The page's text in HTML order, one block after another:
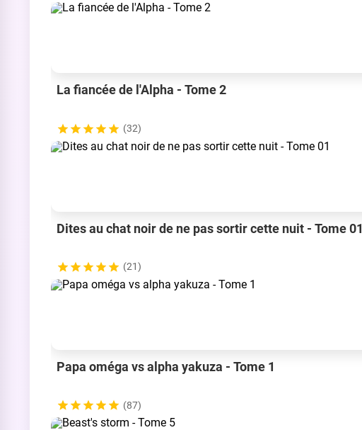
La fiancée de l'Alpha - Tome 2
(32)
Dites au chat noir de ne pas sortir cette nuit - Tome 01
(21)
Papa oméga vs alpha yakuza - Tome 1
(87)